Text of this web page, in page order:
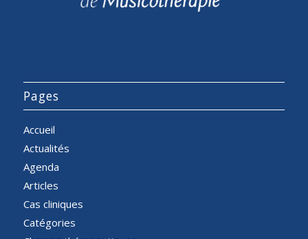
Pages
Accueil
Actualités
Agenda
Articles
Cas cliniques
Catégories